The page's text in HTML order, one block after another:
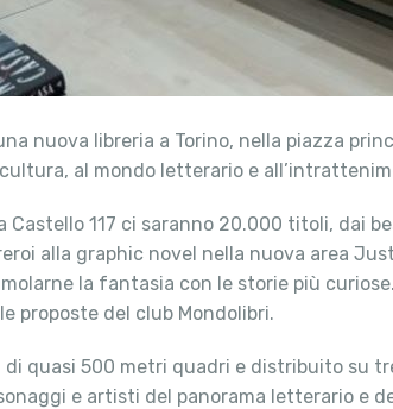
nuova libreria a Torino, nella piazza
al mondo letterario e
117 ci saranno 20.000 titoli, dai
alla graphic novel nella nuova area
la fantasia con le storie più
proposte del club Mondolibri.
di quasi 500 metri quadri e distribuito
e artisti del panorama letterario e